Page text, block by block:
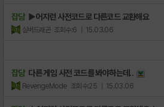
잡담 ▶어지런 사전코드로 다른코드 교환해요
실버드래곤 조회수:6 | 15.03.06
잡담 다른 게임 사전 코드를 봐야하는데..
RevengeMode 조회수:25 | 15.03.06